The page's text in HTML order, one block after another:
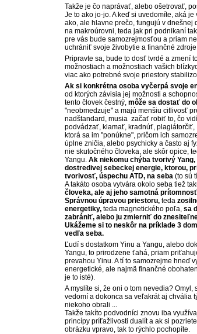
Takže je čo naprávať, alebo ošetrovať,
Je to ako jo-jo. A keď si uvedomíte, aká
ako, ale hlavne prečo, fungujú v dnešnej
na makroúrovni, teda jak pri podnikaní
pre vás bude samozrejmosťou a priam
uchrániť svoje živobytie a finančné
Pripravte sa, bude to dosť tvrdé a zmení
možnostiach a možnostiach vašich
viac ako potrebné svoje priestory
Ak si konkrétna osoba vyčerpá svoje
od ktorých závisia jej možnosti a
tento človek čestný, môže sa dostať do
"neobmedzuje" a majú menšiu citlivosť
nadštandard, musia začať robiť to, čo
podvádzať, klamať, kradnúť, plagiátorčiť,
ktorá sa im "ponúkne", pričom ich
úplne zničia, alebo psychicky a často aj
nie skutočného človeka, ale skôr opice,
Yangu. Ak niekomu chýba tvorivý
dostredivej sebeckej energie, ktorou,
tvorivosť, úspechu ATD, na seba (to sú
A takáto osoba vytvára okolo seba tiež
človeka, ale aj jeho samotná
Správnou úpravou priestoru, teda
energetiky, teda magnetického poľa, sa
zabrániť, alebo ju zmierniť do
Ukážeme si to neskôr na príklade 3
vedľa seba.
Ľudí s dostatkom Yinu a Yangu, alebo
Yangu, to prirodzene ťahá, priam
prevahou Yinu. A tí to samozrejme hneď
energetické, ale najmä finančné
je to isté).
A myslíte si, že oni o tom nevedia? Omyl,
vedomí a dokonca sa veľakrát aj chvália
niekoho obrali ...
Takže takíto podvodníci znovu iba
princípy príťažlivosti dualít a ak si
obrázku vpravo, tak to rýchlo pochopíte.